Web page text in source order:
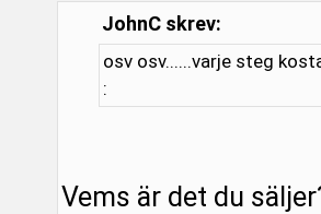
JohnC skrev:
osv osv......varje steg
:
Vems är det du